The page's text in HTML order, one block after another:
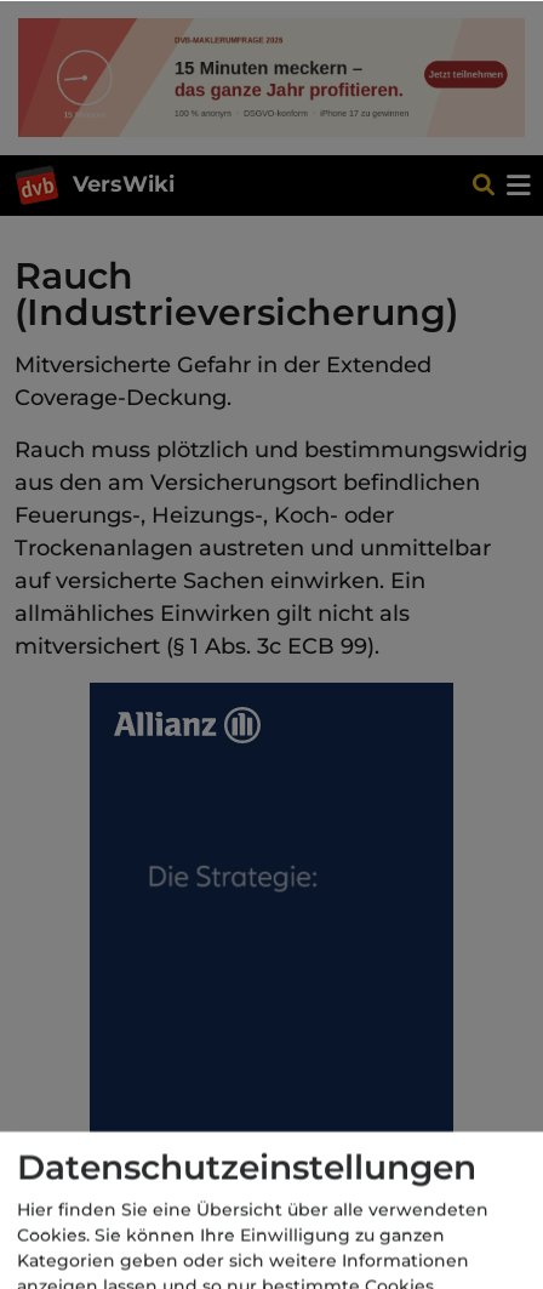
VersWiki
Rauch
(Industrieversicherung)
Mitversicherte Gefahr in der Extended
Coverage-Deckung.
Rauch muss plötzlich und bestimmungswidrig
aus den am Versicherungsort befindlichen
Feuerungs-, Heizungs-, Koch- oder
Trockenanlagen austreten und unmittelbar
auf versicherte Sachen einwirken. Ein
allmähliches Einwirken gilt nicht als
mitversichert (§ 1 Abs. 3c ECB 99).
Datenschutzeinstellungen
Hier finden Sie eine Übersicht über alle verwendeten
Cookies. Sie können Ihre Einwilligung zu ganzen
Kategorien geben oder sich weitere Informationen